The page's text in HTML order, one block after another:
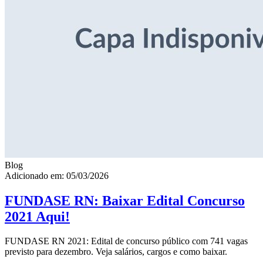
Blog
Adicionado em: 05/03/2026
FUNDASE RN: Baixar Edital Concurso
2021 Aqui!
FUNDASE RN 2021: Edital de concurso público com 741 vagas
previsto para dezembro. Veja salários, cargos e como baixar.